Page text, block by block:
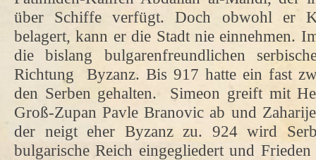
über Schiffe verfügt. Doch obwohl er
belagert, kann er die Stadt nie einnehmen.
die bislang bulgarenfreundlichen
Richtung Byzanz. Bis 917 hatte ein fast
den Serben gehalten. Simeon greift mit
Groß-Zupan Pavle Branovic ab und
der neigt eher Byzanz zu. 924 wird
bulgarische Reich eingegliedert und